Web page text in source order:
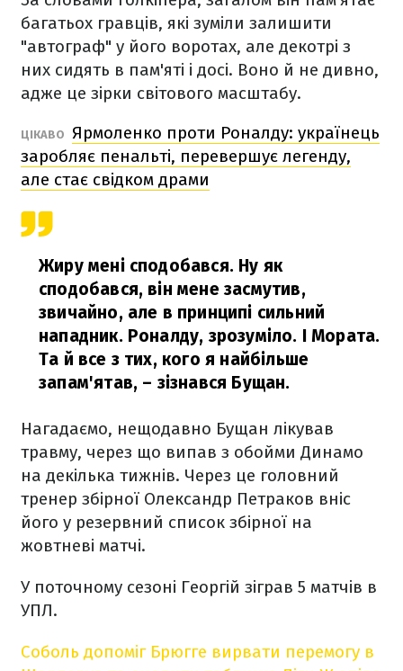
багатьох гравців, які зуміли залишити
"автограф" у його воротах, але декотрі з
них сидять в пам'яті і досі. Воно й не дивно,
адже це зірки світового масштабу.
ЦІКАВО Ярмоленко проти Роналду: українець
заробляє пенальті, перевершує легенду,
але стає свідком драми
Жиру мені сподобався. Ну як
сподобався, він мене засмутив,
звичайно, але в принципі сильний
нападник. Роналду, зрозуміло. І Мората.
Та й все з тих, кого я найбільше
запам'ятав, – зізнався Бущан.
Нагадаємо, нещодавно Бущан лікував
травму, через що випав з обойми Динамо
на декілька тижнів. Через це головний
тренер збірної Олександр Петраков вніс
його у резервний список збірної на
жовтневі матчі.
У поточному сезоні Георгій зіграв 5 матчів в
УПЛ.
Соболь допоміг Брюгге вирвати перемогу в